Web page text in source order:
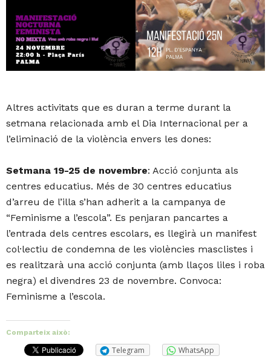
Altres activitats que es duran a terme durant la
setmana relacionada amb el Dia Internacional per a
l’eliminació de la violència envers les dones:
Setmana 19-25 de novembre: Acció conjunta als
centres educatius. Més de 30 centres educatius
d’arreu de l’illa s’han adherit a la campanya de
“Feminisme a l’escola”. Es penjaran pancartes a
l’entrada dels centres escolars, es llegirà un manifest
col·lectiu de condemna de les violències masclistes i
es realitzarà una acció conjunta (amb llaços liles i roba
negra) el divendres 23 de novembre. Convoca:
Feminisme a l’escola.
Comparteix això:
Telegram WhatsApp